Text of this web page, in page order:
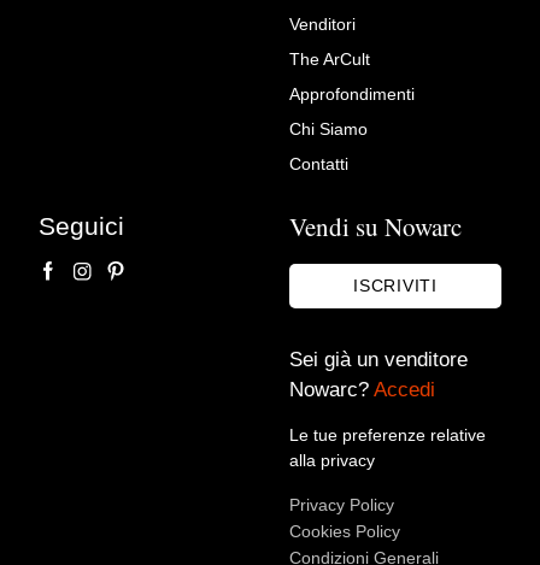
Richiedi Maggiori Info su
Lampada in bronzo
L'arte di arredare
Accetto le condizioni sullaprivacy policy*.
Venditori
The ArCult
Approfondimenti
Chi Siamo
Contatti
Seguici Vendi su Nowarc
ISCRIVITI
Sei già un venditore
Nowarc? Accedi
Le tue preferenze relative
alla privacy
Privacy Policy
Cookies Policy
Condizioni Generali